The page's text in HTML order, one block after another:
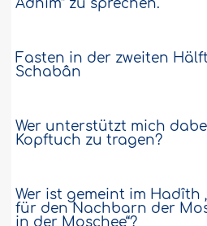
Adhîm“ zu sprechen.
Fasten in der zweiten
Schabân
Wer unterstützt mich
Kopftuch zu tragen?
Wer ist gemeint im Hadîth
für den Nachbarn der
in der Moschee“?